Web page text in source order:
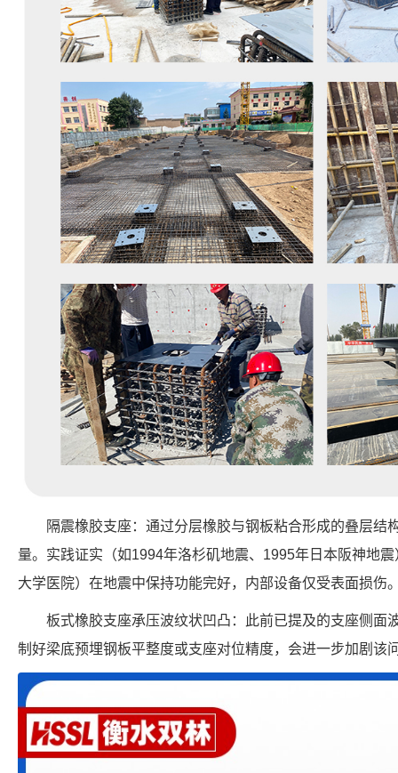
隔震橡胶支座：通过分层橡胶与钢板粘合形成的叠层结
量。实践证实（如1994年洛杉矶地震、1995年日本阪神地
大学医院）在地震中保持功能完好，内部设备仅受表面损伤
板式橡胶支座承压波纹状凹凸：此前已提及的支座侧面
制好梁底预埋钢板平整度或支座对位精度，会进一步加剧该